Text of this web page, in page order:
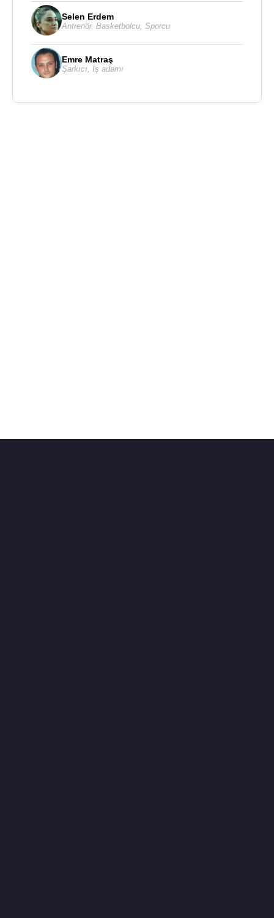
Selen Erdem
Antrenör, Basketbolcu, Sporcu
Emre Matraş
Şarkıcı, İş adamı